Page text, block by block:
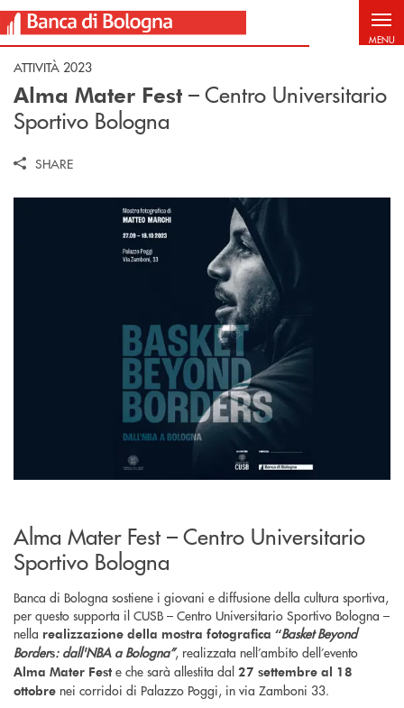
Salta al contenuto principale
MENU
ATTIVITÀ 2023
Alma Mater Fest – Centro Universitario
Sportivo Bologna
SHARE
Alma Mater Fest – Centro Universitario
Sportivo Bologna
Banca di Bologna sostiene i giovani e diffusione della cultura sportiva,
per questo supporta il CUSB – Centro Universitario Sportivo Bologna –
nella realizzazione della mostra fotografica “Basket Beyond
Borders: dall'NBA a Bologna”, realizzata nell’ambito dell’evento
Alma Mater Fest e che sarà allestita dal 27 settembre al 18
ottobre nei corridoi di Palazzo Poggi, in via Zamboni 33.